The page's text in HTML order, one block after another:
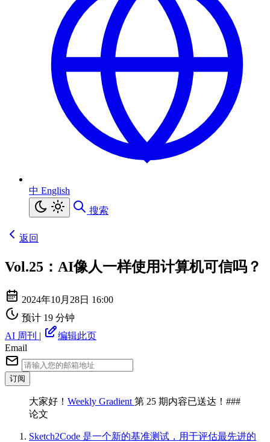
中 English
搜索
返回
Vol.25：AI像人一样使用计算机可信吗？
2024年10月28日 16:00
预计 19 分钟
AI 周刊 |
编辑此页
Email
订阅
大家好！ Weekly Gradient 第 25 期内容已送达！###
论文
Sketch2Code 是一个新的基准测试，用于评估最先进的